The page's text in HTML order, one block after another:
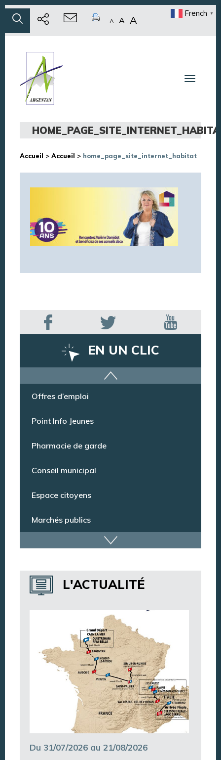
A A A
French ▼
Toggle
Accueil > Accueil > home_page_site_internet_habitat
EN UN CLIC
Offres d’emploi
Point Info Jeunes
Pharmacie de garde
Conseil municipal
Espace citoyens
Marchés publics
Dispositif de vidéoprotection
Annuaire des services
Annuaire des associations
Argentan Aujourd’hui
L'ACTUALITÉ
Du 31/07/2026 au 21/08/2026